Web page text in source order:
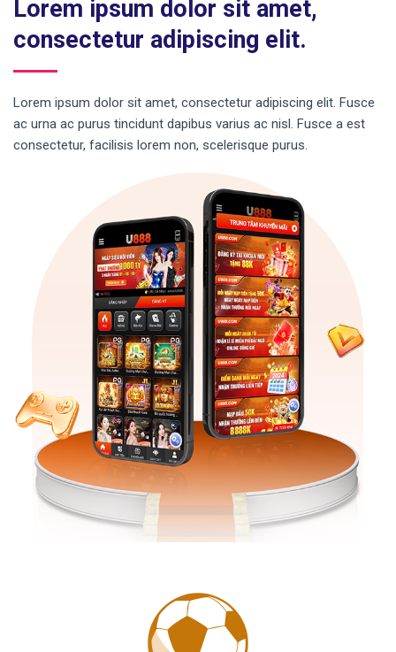
Lorem ipsum dolor sit amet,
consectetur adipiscing elit.
Lorem ipsum dolor sit amet, consectetur adipiscing elit. Fusce
ac urna ac purus tincidunt dapibus varius ac nisl. Fusce a est
consectetur, facilisis lorem non, scelerisque purus.